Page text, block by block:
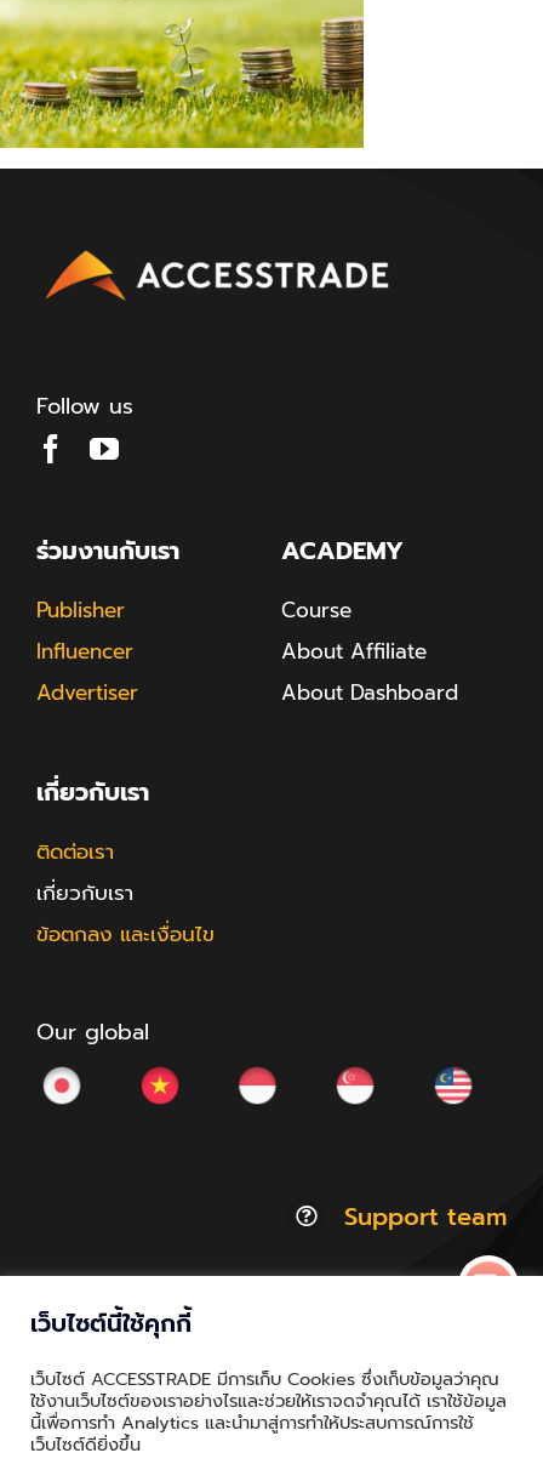
Follow us
ร่วมงานกับเรา
Publisher
Influencer
Advertiser
ACADEMY
Course
About Affiliate
About Dashboard
เกี่ยวกับเรา
ติดต่อเรา
เกี่ยวกับเรา
ข้อตกลง และเงื่อนไข
Our global
Support team
Thailand.a | All Rights Reserved
Privacy & Policy | Cookie Policy
เว็บไซต์นี้ใช้คุกกี้
เว็บไซต์ ACCESSTRADE มีการเก็บ Cookies ซึ่งเก็บข้อมูลว่าคุณ
ใช้งานเว็บไซต์ของเราอย่างไรและช่วยให้เราจดจำคุณได้ เราใช้ข้อมูล
นี้เพื่อการทำ Analytics และนำมาสู่การทำให้ประสบการณ์การใช้
เว็บไซต์ดียิ่งขึ้น